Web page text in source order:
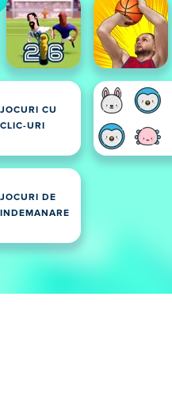
JOCURI CU
CLIC-URI
JOCURI DE
INDEMANARE